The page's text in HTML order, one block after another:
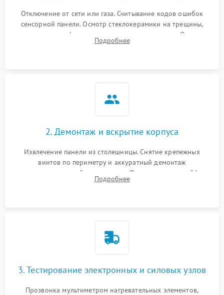
Отключение от сети или газа. Считывание кодов ошибок
сенсорной панели. Осмотр стеклокерамики на трещины,
проверка конфорок на равномерность нагрева. Опрос
клиента о симптомах (не включается, не видит посуду,
Подробнее
2. Демонтаж и вскрытие корпуса
Извлечение панели из столешницы. Снятие крепежных
винтов по периметру и аккуратный демонтаж
стеклокерамической поверхности. Отсоединение шлейфов
сенсорного блока для доступа к силовым платам, катушкам
Подробнее
3. Тестирование электронных и силовых узлов
Прозвонка мультиметром нагревательных элементов,